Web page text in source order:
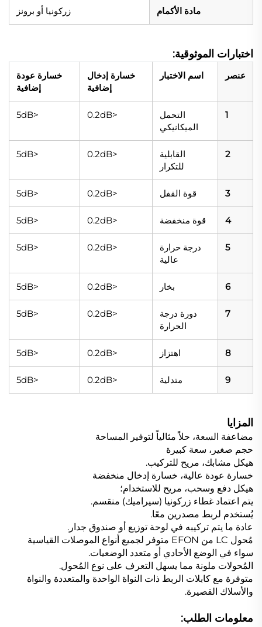
مادة الأكمام زركونيا أو برونز
اختبارات الموثوقية:
عنصر اسم الاختبار
خسارة إدخال
إضافية
خسارة عودة
إضافية
1
التحمل
الميكانيكي
<0.2dB
<5dB
2
القابلية
للتكرار
<0.2dB
<5dB
3 قوة القفل <0.2dB
<5dB
4 قوة منخفضة <0.2dB
<5dB
5
درجة حرارة
عالية
<0.2dB
<5dB
6 بخار <0.2dB
<5dB
7
دورة درجة
الحرارة
<0.2dB
<5dB
8 اهتزاز <0.2dB
<5dB
9 متدلية <0.2dB
<5dB
المزايا
مضاعفة السعة، حلاً مثالياً لتوفير المساحة
حجم صغير، سعة كبيرة
هيكل مشابك، مريح للتركيب.
خسارة عودة عالية، خسارة إدخال منخفضة
هيكل دفع وسحب، مريح للاستخدام؛
يتم اعتماد غطاء زركونيا (سيراميك) منقسم.
يُستخدم لربط مصدرين معًا.
عادة ما يتم تركيبه في لوحة توزيع أو صندوق جدار.
مُحول LC من EFON متوفر لجميع أنواع الموصلات القياسية
سواء في الوضع الأحادي أو متعدد الوضعيات.
المُحولات ملونة مما يسهل التعرف على نوع المُحول.
متوفرة مع كابلات الربط ذات النواة الواحدة والمتعددة والنواة
والأسلاك القصيرة.
معلومات الطلب: